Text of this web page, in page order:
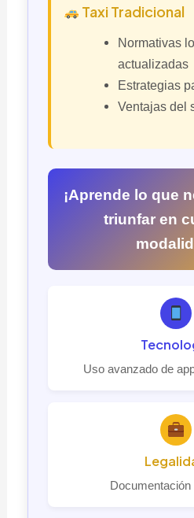
Taxi Tradicional
Normativas
actualizadas
Estrategias
Ventajas del
¡Aprende lo que
triunfar en
Uso avanzado de
Documentación